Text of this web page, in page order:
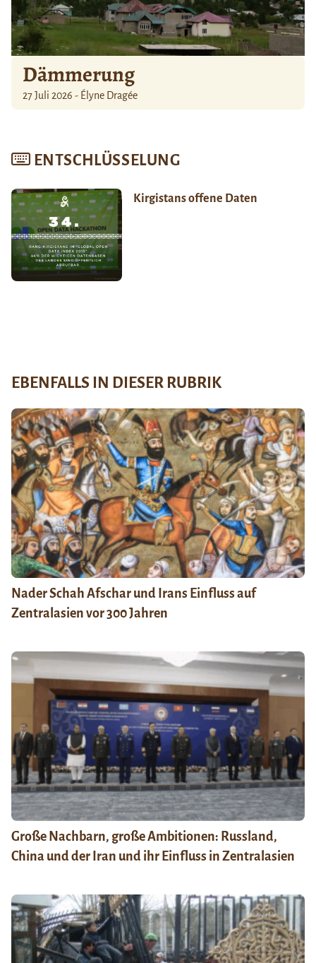
Dämmerung
27 Juli 2026 - Élyne Dragée
ENTSCHLÜSSELUNG
Kirgistans offene Daten
EBENFALLS IN DIESER RUBRIK
Nader Schah Afschar und Irans Einfluss auf
Zentralasien vor 300 Jahren
Große Nachbarn, große Ambitionen: Russland,
China und der Iran und ihr Einfluss in Zentralasien